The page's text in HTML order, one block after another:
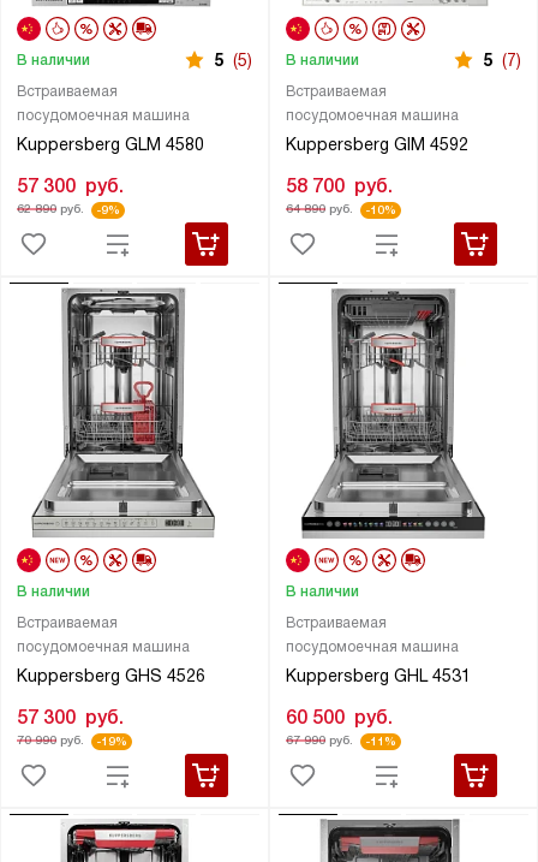
Встраиваемая
посудомоечная машина
Kuppersberg GLM 4580
В наличии 5 (5)
57 300 руб.
62 890руб. -9%
Встраиваемая
посудомоечная машина
Kuppersberg GIM 4592
В наличии 5 (7)
58 700 руб.
64 890руб. -10%
Встраиваемая
посудомоечная машина
Kuppersberg GHS 4526
В наличии
57 300 руб.
70 990руб. -19%
Встраиваемая
посудомоечная машина
Kuppersberg GHL 4531
В наличии
60 500 руб.
67 990руб. -11%